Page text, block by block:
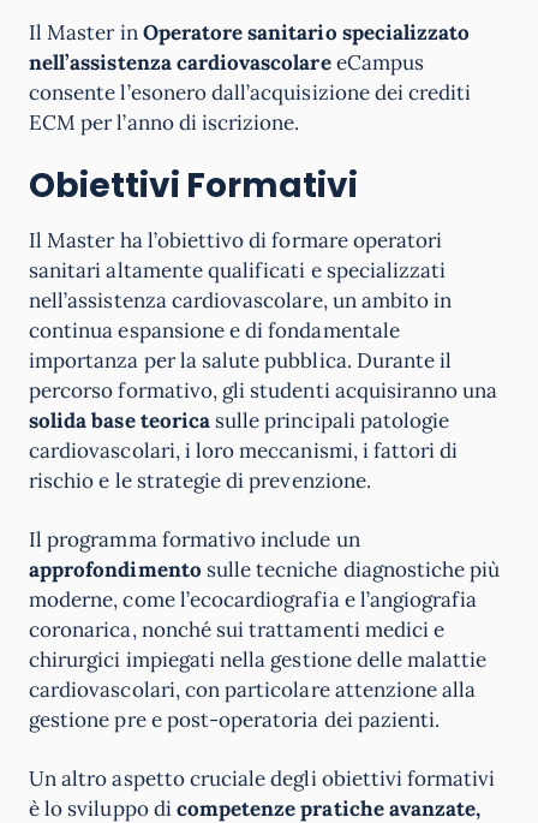
Il Master inOperatore sanitario specializzato
nell’assistenza cardiovascolareeCampus
consente l’esonero dall’acquisizione dei crediti
ECM per l’anno di iscrizione.
Obiettivi Formativi
Il Master ha l’obiettivo di formare operatori
sanitari altamente qualificati e specializzati
nell’assistenza cardiovascolare, un ambito in
continua espansione e di fondamentale
importanza per la salute pubblica. Durante il
percorso formativo, gli studenti acquisiranno una
solida base teoricasulle principali patologie
cardiovascolari, i loro meccanismi, i fattori di
rischio e le strategie di prevenzione.
Il programma formativo include un
approfondimento sulle tecniche diagnostiche più
moderne, come l’ecocardiografia e l’angiografia
coronarica, nonché sui trattamenti medici e
chirurgici impiegati nella gestione delle malattie
cardiovascolari, con particolare attenzione alla
gestione pre e post-operatoria dei pazienti.
Un altro aspetto cruciale degli obiettivi formativi
è lo sviluppo dicompetenze pratiche avanzate,